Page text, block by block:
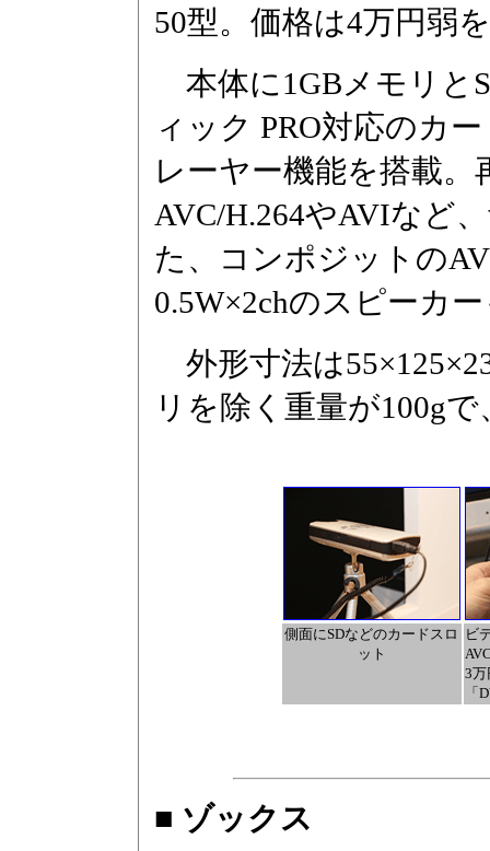
50型。価格は4万円弱
本体に1GBメモリと
ィック PRO対応のカ
レーヤー機能を搭載。
AVC/H.264やAVIなど
た、コンポジットの
0.5W×2chのスピーカ
外形寸法は
リを除く重量が100g
側面にSDなどのカードスロ
ット
ビ
3万
「
■ ゾックス